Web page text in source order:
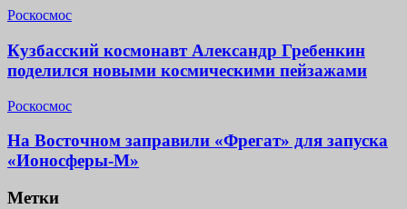
Роскосмос
Кузбасский космонавт Александр Гребенкин
поделился новыми космическими пейзажами
Роскосмос
На Восточном заправили «Фрегат» для запуска
«Ионосферы-М»
Метки